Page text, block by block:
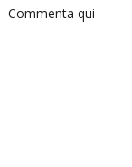
Commenta qui